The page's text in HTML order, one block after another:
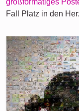
großformatiges
Fall Platz in den